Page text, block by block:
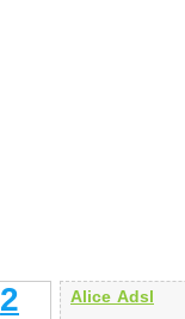
2 Alice Adsl